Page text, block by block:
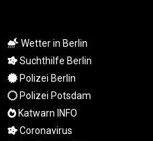
MDL 20.066037
MGA
4971.568067
MKD 61.524919
MMK
2425.761657
MNT
Wetter in Berlin
Suchthilfe Berlin
Polizei Berlin
Polizei Potsdam
Katwarn INFO
Coronavirus